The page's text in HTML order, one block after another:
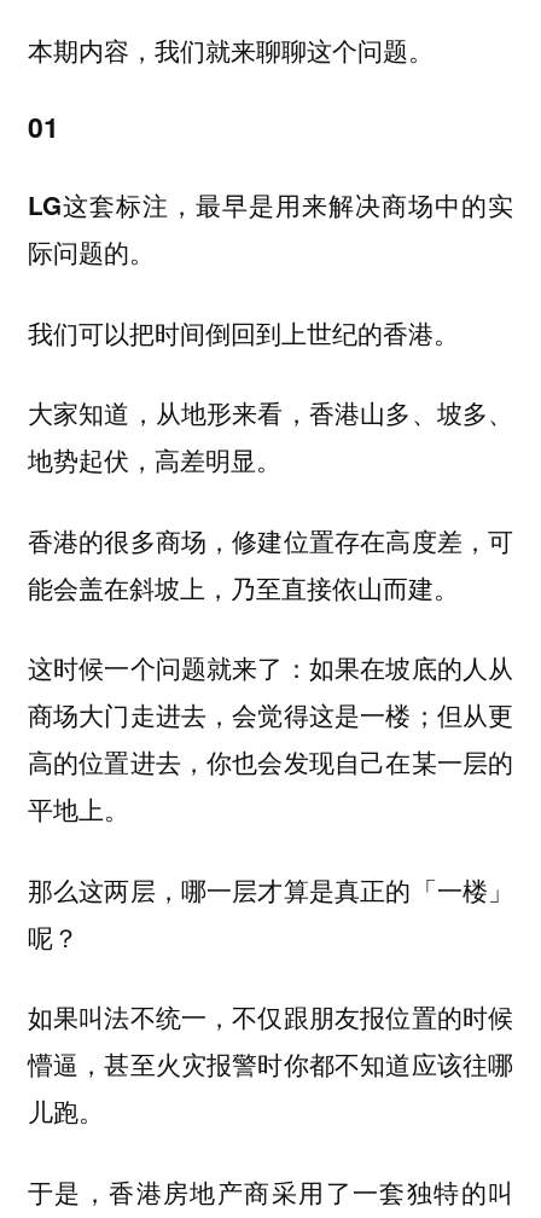
本期内容，我们就来聊聊这个问题。
01
LG这套标注，最早是用来解决商场中的实
际问题的。
我们可以把时间倒回到上世纪的香港。
大家知道，从地形来看，香港山多、坡多、
地势起伏，高差明显。
香港的很多商场，修建位置存在高度差，可
能会盖在斜坡上，乃至直接依山而建。
这时候一个问题就来了：如果在坡底的人从
商场大门走进去，会觉得这是一楼；但从更
高的位置进去，你也会发现自己在某一层的
平地上。
那么这两层，哪一层才算是真正的「一楼」
呢？
如果叫法不统一，不仅跟朋友报位置的时候
懵逼，甚至火灾报警时你都不知道应该往哪
儿跑。
于是，香港房地产商采用了一套独特的叫